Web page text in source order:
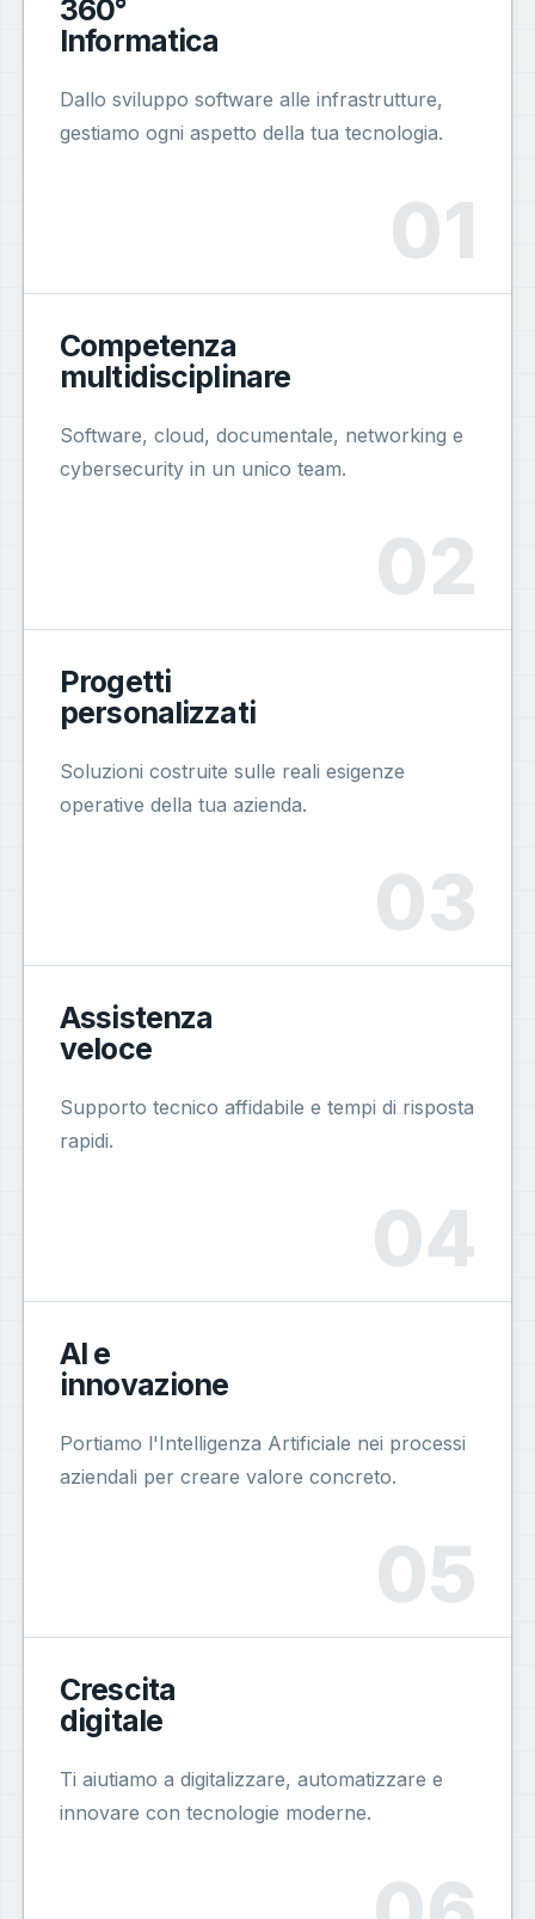
360°
Informatica
Dallo sviluppo software alle infrastrutture,
gestiamo ogni aspetto della tua tecnologia.
Competenza
multidisciplinare
Software, cloud, documentale, networking e
cybersecurity in un unico team.
Progetti
personalizzati
Soluzioni costruite sulle reali esigenze
operative della tua azienda.
Assistenza
veloce
Supporto tecnico affidabile e tempi di risposta
rapidi.
AI e
innovazione
Portiamo l'Intelligenza Artificiale nei processi
aziendali per creare valore concreto.
Crescita
digitale
Ti aiutiamo a digitalizzare, automatizzare e
innovare con tecnologie moderne.